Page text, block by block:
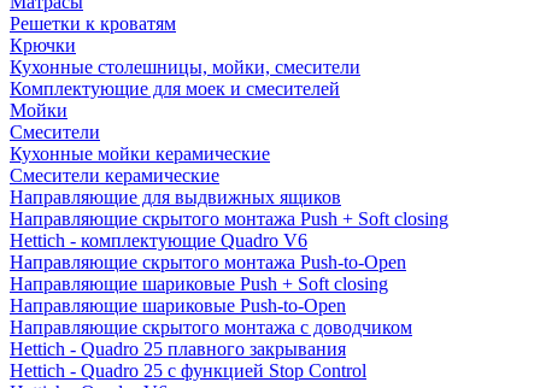
Решетки к кроватям
Крючки
Кухонные столешницы, мойки, смесители
Комплектующие для моек и смесителей
Мойки
Смесители
Кухонные мойки керамические
Смесители керамические
Направляющие для выдвижных ящиков
Направляющие скрытого монтажа Push + Soft closing
Hettich - комплектующие Quadro V6
Направляющие скрытого монтажа Push-to-Open
Направляющие шариковые Push + Soft closing
Направляющие шариковые Push-to-Open
Направляющие скрытого монтажа с доводчиком
Hettich - Quadro 25 плавного закрывания
Hettich - Quadro 25 с функцией Stop Control